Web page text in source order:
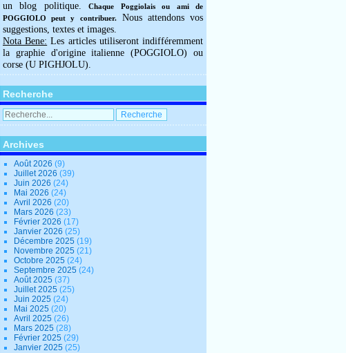
un blog politique.Chaque Poggiolais ou ami de
POGGIOLO peut y contribuer.Nous attendons vos
suggestions, textes et images.
Nota Bene: Les articles utiliseront indifféremment
la graphie d'origine italienne (POGGIOLO) ou
corse (U PIGHJOLU).
Recherche
Archives
Août 2026 (9)
Juillet 2026 (39)
Juin 2026 (24)
Mai 2026 (24)
Avril 2026 (20)
Mars 2026 (23)
Février 2026 (17)
Janvier 2026 (25)
Décembre 2025 (19)
Novembre 2025 (21)
Octobre 2025 (24)
Septembre 2025 (24)
Août 2025 (37)
Juillet 2025 (25)
Juin 2025 (24)
Mai 2025 (20)
Avril 2025 (26)
Mars 2025 (28)
Février 2025 (29)
Janvier 2025 (25)